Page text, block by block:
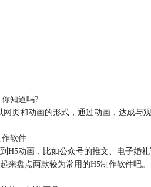
知道吗?
页和动画的形式，通过动画，达成与
作软件
H5动画，比如公众号的推文、电子婚
来盘点两款较为常用的H5制作软件吧。